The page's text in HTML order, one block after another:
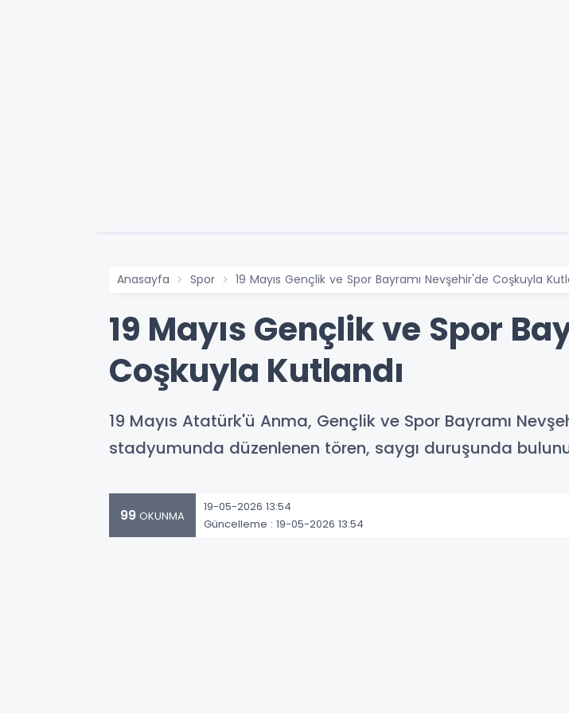
Anasayfa Spor 19 Mayıs Gençlik ve Spor Bayramı Nevşehir'de Coşkuyla
19 Mayıs Gençlik ve Spor
Coşkuyla Kutlandı
19 Mayıs Atatürk'ü Anma, Gençlik ve Spor Bayramı
stadyumunda düzenlenen tören, saygı duruşunda
99 OKUNMA
19-05-2026 13:54
Güncelleme : 19-05-2026 13:54